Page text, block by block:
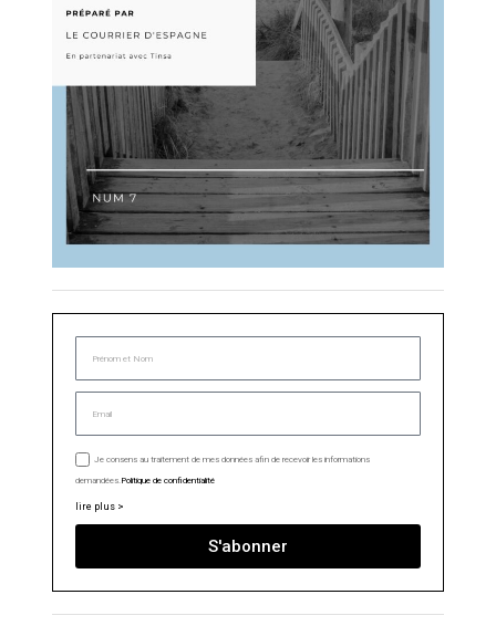
Je consens au traitement de mes données afin de recevoir les informations
demandées.Politique de confidentialité
lire plus >
S'abonner